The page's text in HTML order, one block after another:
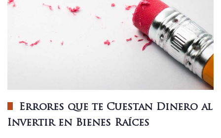
Errores que te Cuestan Dinero al
Invertir en Bienes Raíces